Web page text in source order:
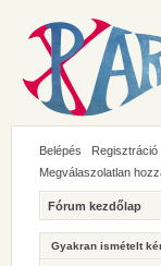
Belépés
Regisztráció
Megválaszolatlan
Fórum kezdőlap
Gyakran ismételt